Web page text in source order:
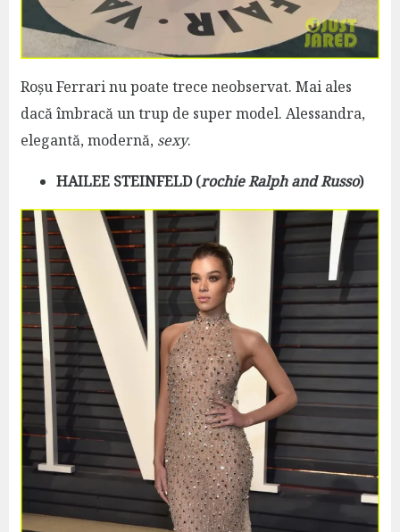
Roșu Ferrari nu poate trece neobservat. Mai ales
dacă îmbracă un trup de super model. Alessandra,
elegantă, modernă, sexy.
HAILEE STEINFELD (rochie Ralph and Russo)